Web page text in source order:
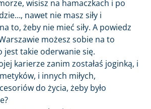
wisisz na hamaczkach i po
nawet nie masz siły i
to, żeby nie mieć siły. A powiedz
możesz sobie na to
jest takie oderwanie się.
karierze zanim zostałaś joginką, i
i innych miłych,
do życia, żeby było